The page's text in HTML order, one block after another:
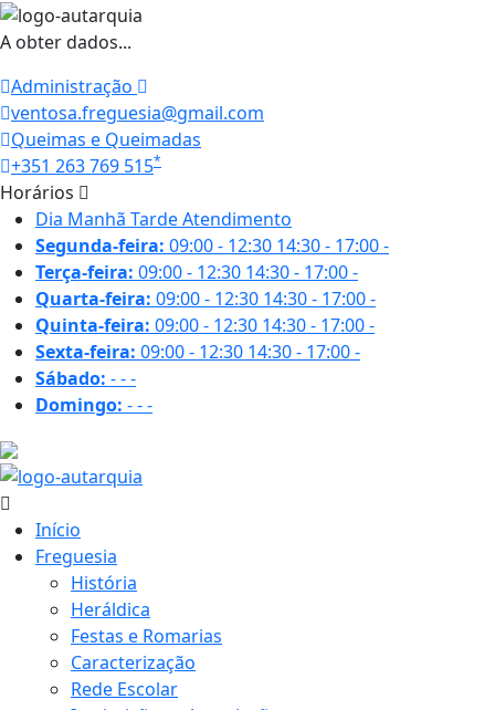
A obter dados...
Administração
ventosa.freguesia@gmail.com
Queimas e Queimadas
+351 263 769 515*
Horários
Dia Manhã TardeAtendimento
Segunda-feira: 09:00 - 12:30 14:30 - 17:00-
Terça-feira: 09:00 - 12:30 14:30 - 17:00-
Quarta-feira: 09:00 - 12:30 14:30 - 17:00-
Quinta-feira: 09:00 - 12:30 14:30 - 17:00-
Sexta-feira: 09:00 - 12:30 14:30 - 17:00-
Sábado: ---
Domingo: ---
Início
Freguesia
História
Heráldica
Festas e Romarias
Caracterização
Rede Escolar